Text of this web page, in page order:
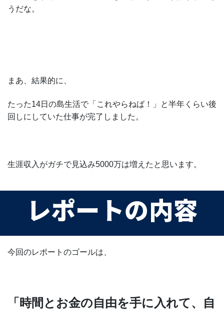
うだな。
まあ、結果的に、
たった14日の島生活で「これやらねば！」と半年くらい後
回しにしていた仕事が完了しました。
生涯収入がガチで見込み5000万は増えたと思います。
レポートの内容
今回のレポートのゴールは、
「時間とお金の自由を手に入れて、自